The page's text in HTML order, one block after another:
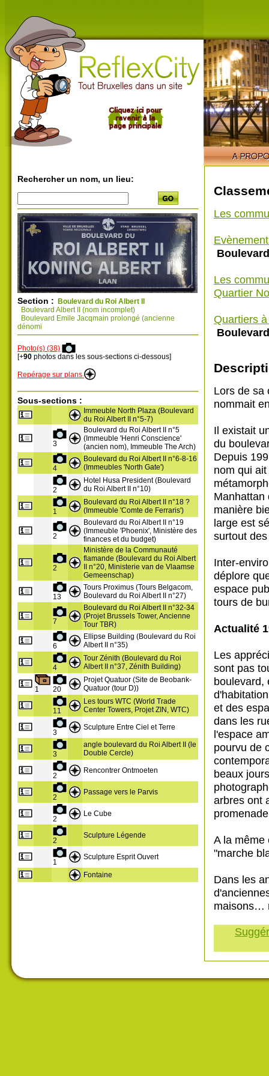
Rechercher un nom, un lieu:
Section : Boulevard du Roi Albert II
Boulevard Albert II (nom incomplet)
Boulevard Emile Jacqmain prolongé (ancienne
dénomi
Photo(s) (38)
[+90 photos dans les sous-sections ci-dessous]
Repérage sur plans
Sous-sections :
Immeuble North Plaza (Boulevard
du Roi Albert II n°5-7)
3
Boulevard du Roi Albert II n°5
(Immeuble 'Henri Conscience'
(ancien nom), Immeuble The Arch)
4
Boulevard du Roi Albert II n°6-8-16
(Immeubles 'North Gate')
2
Hotel Husa President (Boulevard
du Roi Albert II n°10)
1
Boulevard du Roi Albert II n°18 ?
(Immeuble 'Comte de Ferraris')
2
Boulevard du Roi Albert II n°19
(Immeuble 'Phoenix', Ministère des
finances et du budget)
2
Ministère de la Communauté
flamande (Boulevard du Roi Albert
II n°20, Ministerie van de Vlaamse
Gemeenschap)
13
Tours Proximus (Tours Belgacom,
Boulevard du Roi Albert II n°27)
7
Boulevard du Roi Albert II n°32-34
(Projet Brussels Tower, Ancienne
Tour TBR)
6
Ellipse Building (Boulevard du Roi
Albert II n°35)
4
Tour Zénith (Boulevard du Roi
Albert II n°37, Zénith Building)
1 20
Projet Quatuor (Site de Beobank-
Quatuor (tour D))
11
Les tours WTC (World Trade
Center Towers, Projet ZIN, WTC)
3
Sculpture Entre Ciel et Terre
3
angle boulevard du Roi Albert II (le
Double Cercle)
2
Rencontrer Ontmoeten
2
Passage vers le Parvis
2
Le Cube
2
Sculpture Légende
1
Sculpture Esprit Ouvert
Fontaine
Les
Les
Quartier
Quartiers
Lors de sa
nommait
Il existait
du
Depuis
nom qui
Manhattan
manière
large est
surtout
Inter-
déplore
espace
tours de
Actualité
Les
sont pas
boulevard,
et des
dans les
l'espace
pourvu de
beaux
arbres ont
A la même
"marche
Dans les
maisons…